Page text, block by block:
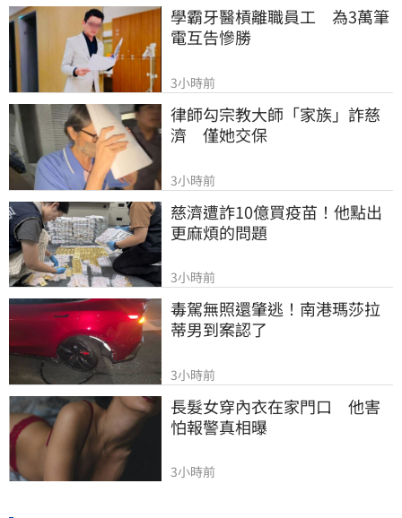
學霸牙醫槓離職員工　為3萬筆
電互告慘勝
3小時前
律師勾宗教大師「家族」詐慈
濟　僅她交保
3小時前
慈濟遭詐10億買疫苗！他點出
更麻煩的問題
3小時前
毒駕無照還肇逃！南港瑪莎拉
蒂男到案認了
3小時前
長髮女穿內衣在家門口　他害
怕報警真相曝
3小時前